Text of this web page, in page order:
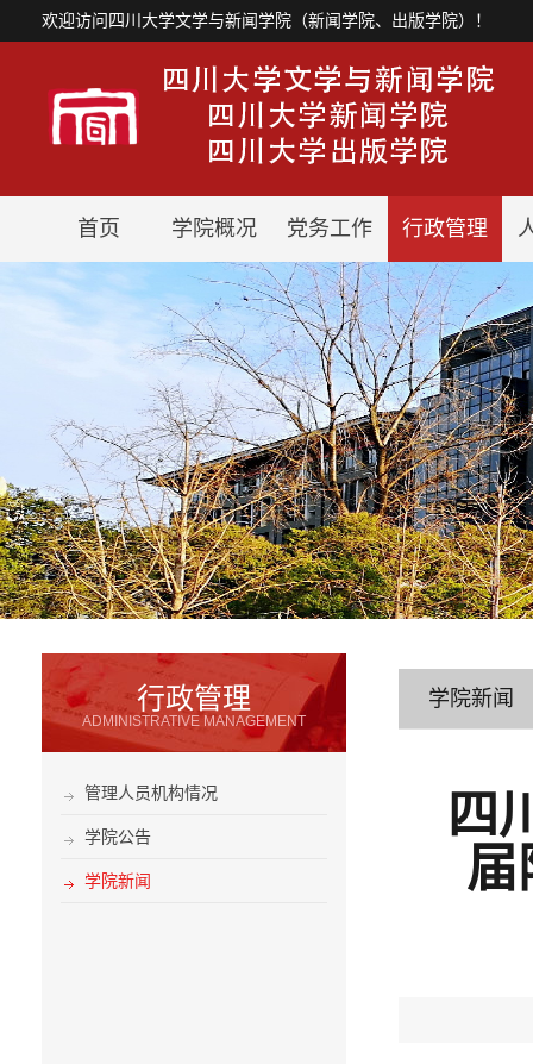
欢迎访问四川大学文学与新闻学院（新闻学院、出版学院）！
首页 学院概况 党务工作 行政管理
行政管理
ADMINISTRATIVE MANAGEMENT
管理人员机构情况
学院公告
学院新闻
学院新闻
四
届